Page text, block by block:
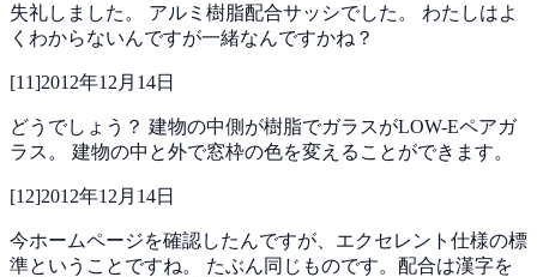
失礼しました。 アルミ樹脂配合サッシでした。 わたしはよ
くわからないんですが一緒なんですかね？
[11]2012年12月14日
どうでしょう？ 建物の中側が樹脂でガラスがLOW-Eペアガ
ラス。 建物の中と外で窓枠の色を変えることができます。
[12]2012年12月14日
今ホームページを確認したんですが、エクセレント仕様の標
準ということですね。 たぶん同じものです。配合は漢字を